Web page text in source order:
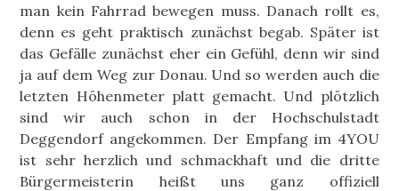
man kein Fahrrad bewegen muss. Danach rollt es,
denn es geht praktisch zunächst begab. Später ist
das Gefälle zunächst eher ein Gefühl, denn wir sind
ja auf dem Weg zur Donau. Und so werden auch die
letzten Höhenmeter platt gemacht. Und plötzlich
sind wir auch schon in der Hochschulstadt
Deggendorf angekommen. Der Empfang im 4YOU
ist sehr herzlich und schmackhaft und die dritte
Bürgermeisterin heißt uns ganz offiziell